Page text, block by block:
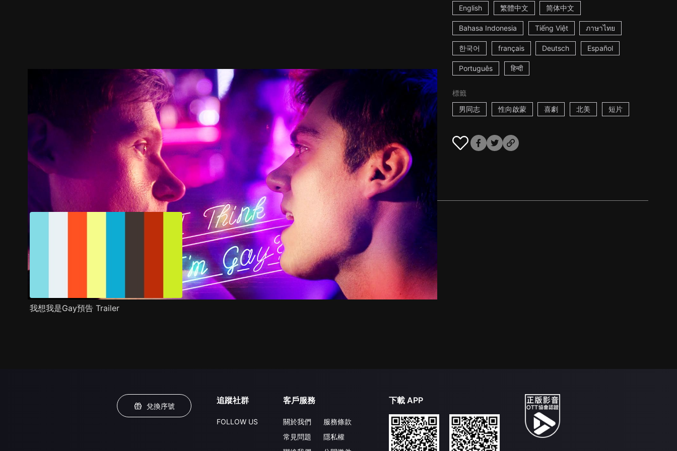
English 繁體中文 简体中文
Bahasa Indonesia Tiếng Việt ภาษาไทย
한국어 français Deutsch Español
Português हिन्दी
標籤
男同志
性向啟蒙 喜劇 北美 短片
推薦影片 劇情介紹
我想我是Gay預告 Trailer
兌換序號
追蹤社群
FOLLOW US
客戶服務
關於我們
常見問題
服務條款
隱私權
下載 APP